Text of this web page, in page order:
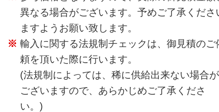
異なる場合がございます。予めご了承くださ
ますようお願い致します。
輸入に関する法規制チェックは、御見積のご
頼を頂いた際に行います。
(法規制によっては、稀に供給出来ない場合が
ございますので、あらかじめご了承くださ
い。)